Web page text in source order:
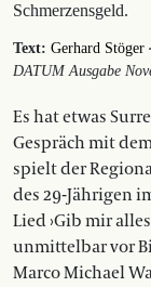
Schmerzensgeld.
Text: Gerhard Stöger ·
DATUM Ausgabe
Es hat etwas
Gespräch mit
spielt der
des 29-Jährigen
Lied ›Gib mir
unmittelbar vor
Marco Michael